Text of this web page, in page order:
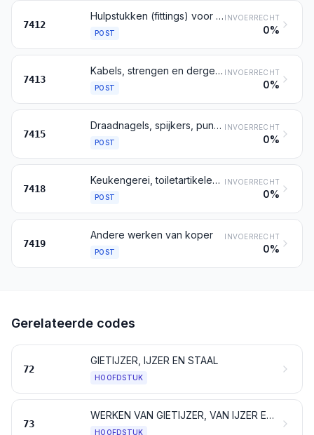
7412
Hulpstukken (fittings) voor buisleidingen, van koper (bijvoorbeeld verbindingsstukken, ellebogen, moffen)
POST
INVOERRECHT
0%
7413
Kabels, strengen en dergelijke artikelen, van koper, niet-geïsoleerd voor het geleiden van elektriciteit
POST
INVOERRECHT
0%
7415
Draadnagels, spijkers, punaises, aangepunte krammen en dergelijke artikelen, van koper of met schacht van ijzer of van staal en een koperen kop; schroeven, bouten, moeren, schroefhaken, klinknagels en klinkbouten, splitpennen en splitbouten, stelpennen en stelbouten, spieën, sluitringen (veerringen en andere verende sluitringen daaronder begrepen) en dergelijke artikelen, van koper
POST
INVOERRECHT
0%
7418
Keukengerei, toiletartikelen, huishoudelijke en sanitaire artikelen, alsmede delen daarvan, van koper; sponsen, schuurlappen, schuurhandjes en dergelijke artikelen voor het schuren, voor het polijsten of voor dergelijke doeleinden, van koper
POST
INVOERRECHT
0%
7419
Andere werken van koper
POST
INVOERRECHT
0%
Gerelateerde codes
72
GIETIJZER, IJZER EN STAAL
HOOFDSTUK
73
WERKEN VAN GIETIJZER, VAN IJZER EN VAN STAAL
HOOFDSTUK